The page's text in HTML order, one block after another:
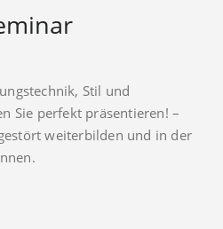
Stil und
Sie perfekt präsentieren! –
weiterbilden und in der